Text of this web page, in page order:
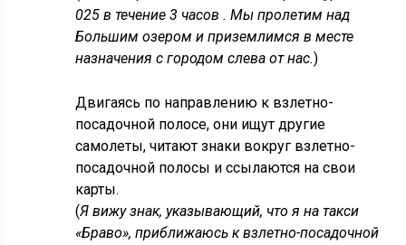
025 в течение 3 часов . Мы пролетим над
Большим озером и приземлимся в месте
назначения с городом слева от нас.)
Двигаясь по направлению к взлетно-
посадочной полосе, они ищут другие
самолеты, читают знаки вокруг взлетно-
посадочной полосы и ссылаются на свои
карты.
(Я вижу знак, указывающий, что я на такси
«Браво», приближаюсь к взлетно-посадочной